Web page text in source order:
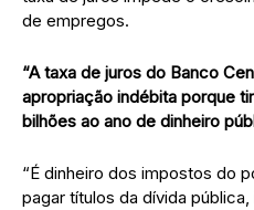
de empregos.
“A taxa de juros do Banco
apropriação indébita porque
bilhões ao ano de dinheiro
“É dinheiro dos impostos do
pagar títulos da dívida